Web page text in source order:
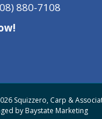
880-7108
Squizzero, Carp &
byBaystate Marketing